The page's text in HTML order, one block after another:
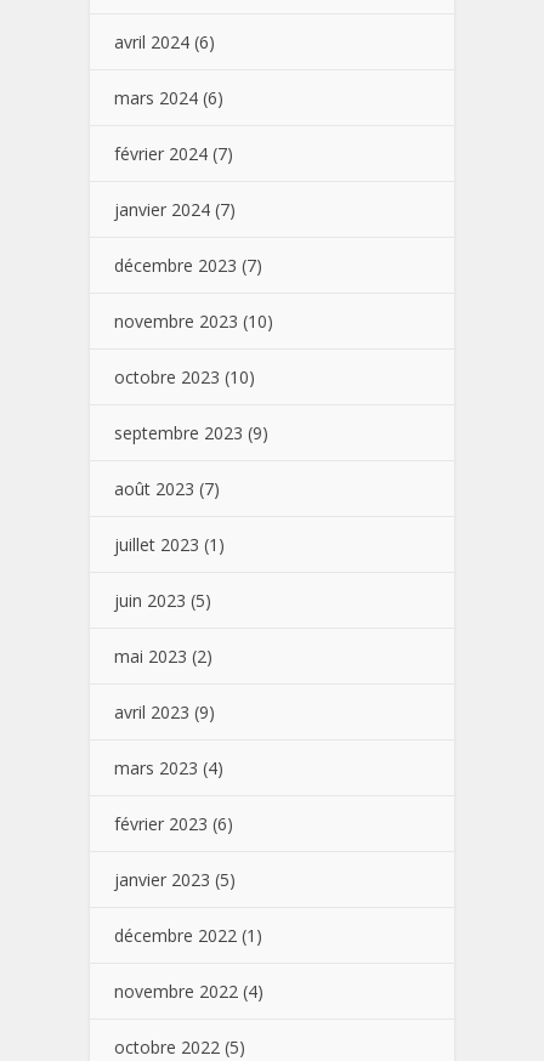
avril 2024 (6)
mars 2024 (6)
février 2024 (7)
janvier 2024 (7)
décembre 2023 (7)
novembre 2023 (10)
octobre 2023 (10)
septembre 2023 (9)
août 2023 (7)
juillet 2023 (1)
juin 2023 (5)
mai 2023 (2)
avril 2023 (9)
mars 2023 (4)
février 2023 (6)
janvier 2023 (5)
décembre 2022 (1)
novembre 2022 (4)
octobre 2022 (5)